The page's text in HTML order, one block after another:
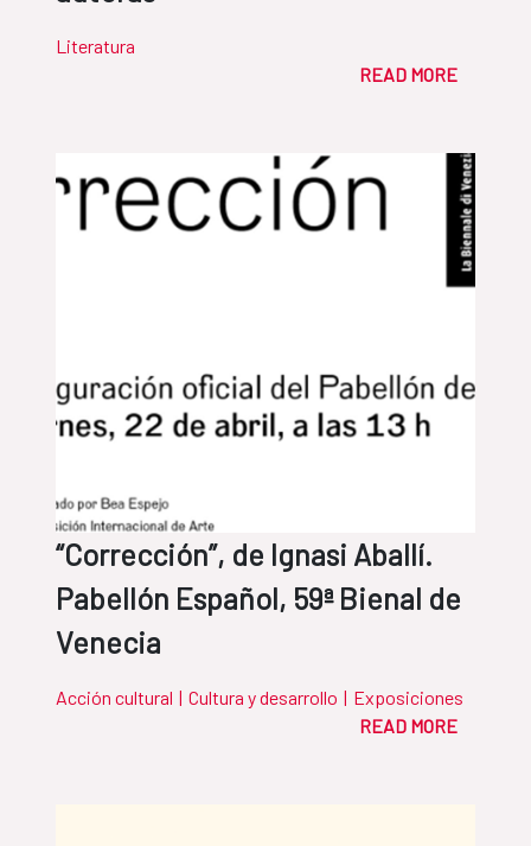
Literatura
READ MORE
“Corrección”, de Ignasi Aballí.
Pabellón Español, 59ª Bienal de
Venecia
Acción cultural | Cultura y desarrollo | Exposiciones
READ MORE